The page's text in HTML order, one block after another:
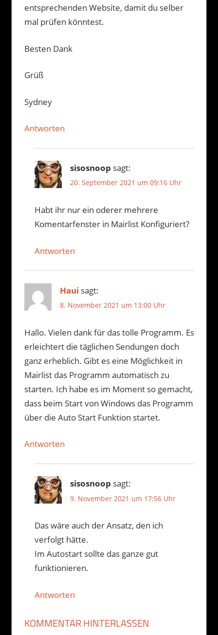
entsprechenden Website, damit du selber
mal prüfen könntest.
Besten Dank
Grüß
Sydney
Antworten
sisosnoop sagt:
20. September 2021 um 09:16 Uhr
Habt ihr nur ein oderer mehrere
Komentarfenster in Mairlist Konfiguriert?
Antworten
Haui sagt:
8. November 2021 um 13:00 Uhr
Hallo. Vielen dank für das tolle Programm. Es
erleichtert die täglichen Sendungen doch
ganz erheblich. Gibt es eine Möglichkeit in
Mairlist das Programm automatisch zu
starten. Ich habe es im Moment so gemacht,
dass beim Start von Windows das Programm
über die Auto Start Funktion startet.
Antworten
sisosnoop sagt:
9. November 2021 um 17:56 Uhr
Das wäre auch der Ansatz, den ich
verfolgt hätte.
Im Autostart sollte das ganze gut
funktionieren.
Antworten
KOMMENTAR HINTERLASSEN